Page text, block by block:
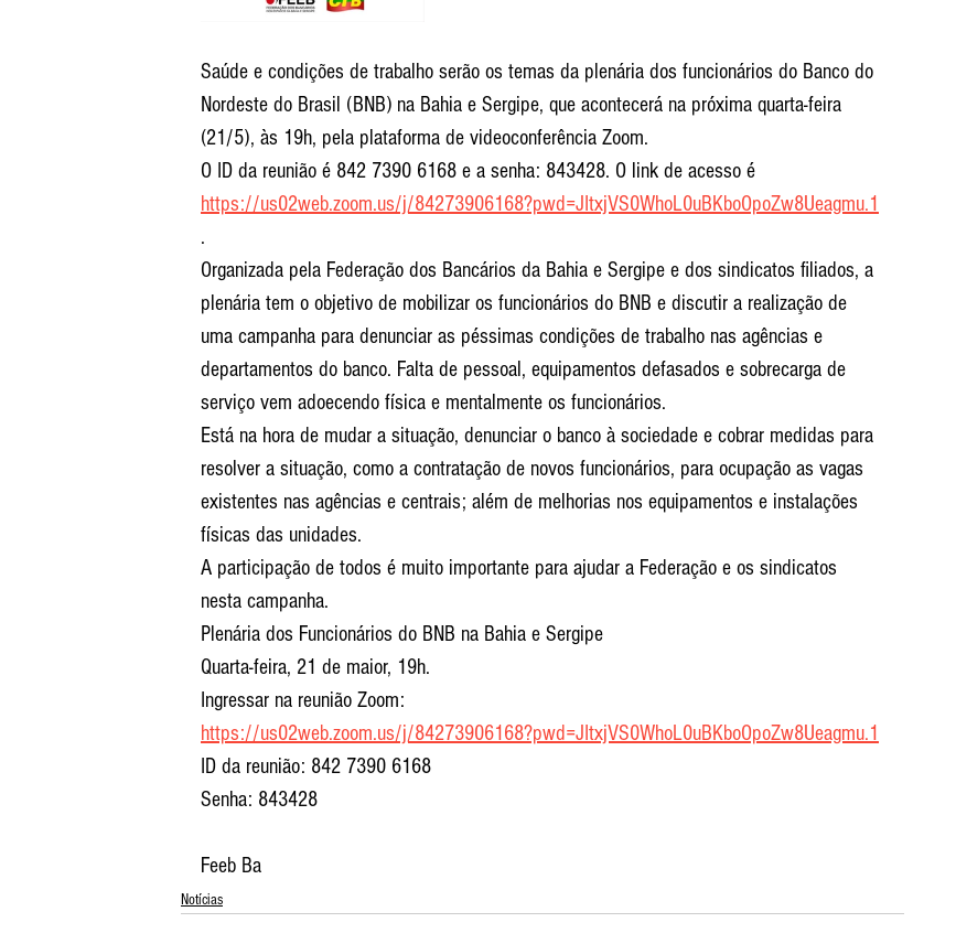
Saúde e condições de trabalho serão os temas da plenária dos funcionários do Banco do
Nordeste do Brasil (BNB) na Bahia e Sergipe, que acontecerá na próxima quarta-feira
(21/5), às 19h, pela plataforma de videoconferência Zoom.
O ID da reunião é 842 7390 6168 e a senha: 843428. O link de acesso é
https://us02web.zoom.us/j/84273906168?pwd=JItxjVS0WhoL0uBKboOpoZw8Ueagmu.1
.
Organizada pela Federação dos Bancários da Bahia e Sergipe e dos sindicatos filiados, a
plenária tem o objetivo de mobilizar os funcionários do BNB e discutir a realização de
uma campanha para denunciar as péssimas condições de trabalho nas agências e
departamentos do banco. Falta de pessoal, equipamentos defasados e sobrecarga de
serviço vem adoecendo física e mentalmente os funcionários.
Está na hora de mudar a situação, denunciar o banco à sociedade e cobrar medidas para
resolver a situação, como a contratação de novos funcionários, para ocupação as vagas
existentes nas agências e centrais; além de melhorias nos equipamentos e instalações
físicas das unidades.
A participação de todos é muito importante para ajudar a Federação e os sindicatos
nesta campanha.
Plenária dos Funcionários do BNB na Bahia e Sergipe
Quarta-feira, 21 de maior, 19h.
Ingressar na reunião Zoom:
https://us02web.zoom.us/j/84273906168?pwd=JItxjVS0WhoL0uBKboOpoZw8Ueagmu.1
ID da reunião: 842 7390 6168
Senha: 843428
Feeb Ba
Notícias